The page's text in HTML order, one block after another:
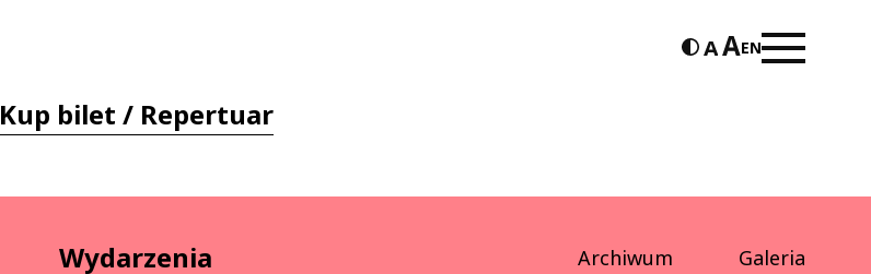
Kup bilet / Repertuar
EN
Wydarzenia Archiwum Galeria